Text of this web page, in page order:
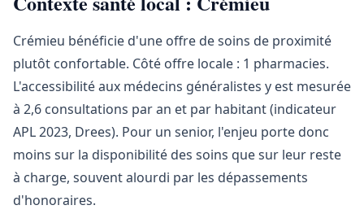
Crémieu bénéficie d'une offre de soins de proximité
plutôt confortable. Côté offre locale : 1 pharmacies.
L'accessibilité aux médecins généralistes y est mesurée
à 2,6 consultations par an et par habitant (indicateur
APL 2023, Drees). Pour un senior, l'enjeu porte donc
moins sur la disponibilité des soins que sur leur reste
à charge, souvent alourdi par les dépassements
d'honoraires.